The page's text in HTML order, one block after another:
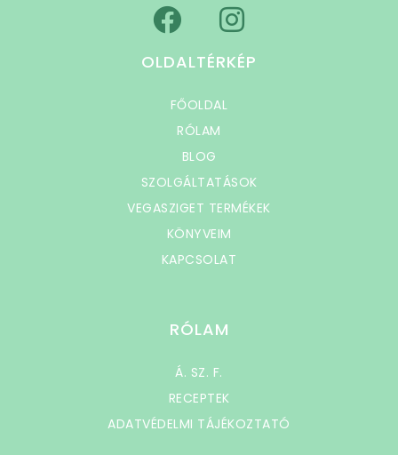
OLDALTÉRKÉP
FŐOLDAL
RÓLAM
BLOG
SZOLGÁLTATÁSOK
VEGASZIGET TERMÉKEK
KÖNYVEIM
KAPCSOLAT
RÓLAM
Á. SZ. F.
RECEPTEK
ADATVÉDELMI TÁJÉKOZTATÓ